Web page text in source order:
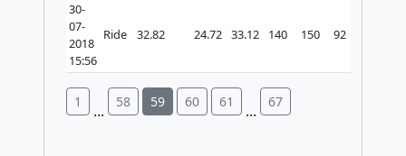
30-
07-
2018
15:56
Ride 32.82 24.72 33.12 140 150 92
1 ... 58 59 60 61 ... 67